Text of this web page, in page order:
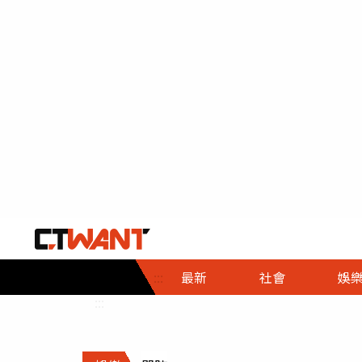
::: 最新 社會
社會首頁
時事
調查
娛樂
娛樂首頁
即時
財經首頁
熱線
政